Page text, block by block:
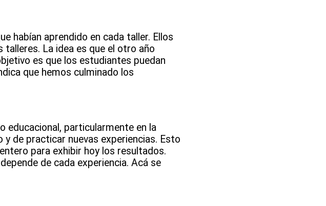
habían aprendido en cada taller. Ellos
La idea es que el otro año
es que los estudiantes puedan
que hemos culminado los
educacional, particularmente en la
de practicar nuevas experiencias. Esto
para exhibir hoy los resultados.
de cada experiencia. Acá se